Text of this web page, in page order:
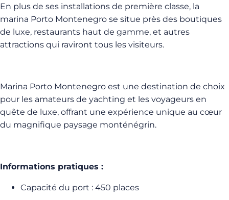
En plus de ses installations de première classe, la
marina Porto Montenegro se situe près des boutiques
de luxe, restaurants haut de gamme, et autres
attractions qui raviront tous les visiteurs.
Marina Porto Montenegro est une destination de choix
pour les amateurs de yachting et les voyageurs en
quête de luxe, offrant une expérience unique au cœur
du magnifique paysage monténégrin.
Informations pratiques :
Capacité du port : 450 places